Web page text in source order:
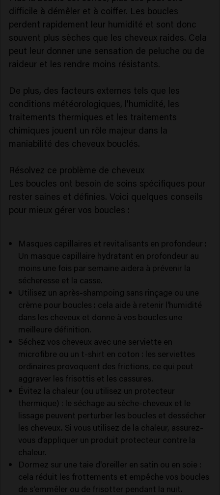
difficile à démêler et à coiffer. Les boucles
perdent rapidement leur humidité et sont donc
souvent plus sèches que les cheveux raides. Cela
peut leur donner une sensation de peluche ou de
raideur et les rendre moins résistants.
De plus, des facteurs externes tels que les
conditions météorologiques, l'humidité, les
traitements thermiques et les traitements
chimiques jouent un rôle majeur dans la
maniabilité des cheveux bouclés.
Résolvez ce problème de cheveux
Les boucles ont besoin de soins spécifiques pour
rester saines et définies. Voici quelques conseils
pour mieux gérer vos boucles :
Masques capillaires et revitalisants en profondeur :
Un masque capillaire hydratant en profondeur au
moins une fois par semaine aidera à prévenir la
sécheresse et la casse.
Utilisez un après-shampoing sans rinçage ou une
crème pour boucles : cela aide à retenir l'humidité
dans les cheveux et donne à vos boucles une
meilleure définition.
Séchez vos cheveux avec une serviette en
microfibre ou un t-shirt en coton : les serviettes
ordinaires provoquent des frictions, ce qui peut
aggraver les frisottis et les cassures.
Évitez la chaleur (ou utilisez un protecteur
thermique) : le séchage au sèche-cheveux et le
lissage peuvent perturber les boucles et dessécher
les cheveux. Si vous utilisez de la chaleur, assurez-
vous d’appliquer un produit protecteur contre la
chaleur.
Dormez sur une taie d'oreiller en satin ou en soie :
cela réduit les frottements et empêche vos boucles
de s'emmêler ou de frisotter pendant la nuit.